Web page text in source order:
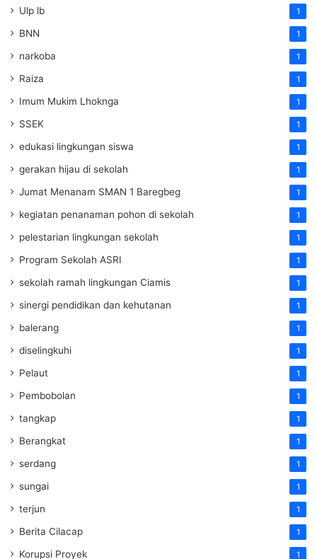
Ulp lb 1
BNN 1
narkoba 1
Raiza 1
Imum Mukim Lhoknga 1
SSEK 1
edukasi lingkungan siswa 1
gerakan hijau di sekolah 1
Jumat Menanam SMAN 1 Baregbeg 1
kegiatan penanaman pohon di sekolah 1
pelestarian lingkungan sekolah 1
Program Sekolah ASRI 1
sekolah ramah lingkungan Ciamis 1
sinergi pendidikan dan kehutanan 1
balerang 1
diselingkuhi 1
Pelaut 1
Pembobolan 1
tangkap 1
Berangkat 1
serdang 1
sungai 1
terjun 1
Berita Cilacap 1
Korupsi Proyek 1